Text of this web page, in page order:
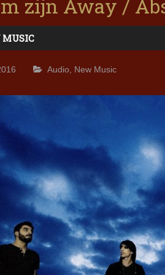
zijn Away /
MUSIC
Audio New Music